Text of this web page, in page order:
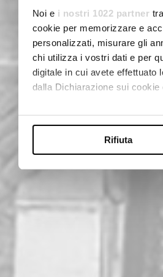
Noi e i nostri 1022 partner
cookie per memorizzare e
personalizzati, misurare gli
chi utilizza i vostri dati e per
digitale in cui avete effettuato
dalla Dichiarazione sui
Con il tuo consenso,
Identificare il tuo
Approfondisci come vengono
modificare o ritirare il tuo
Utilizziamo i cookie per
nostro traffico. Condividiamo
che hanno raccolto dal suo
Rifiuta